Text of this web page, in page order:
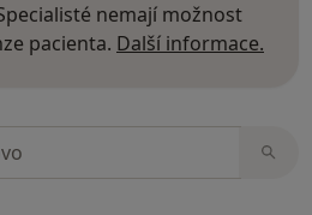
nemají možnost
pacienta. Další informace.